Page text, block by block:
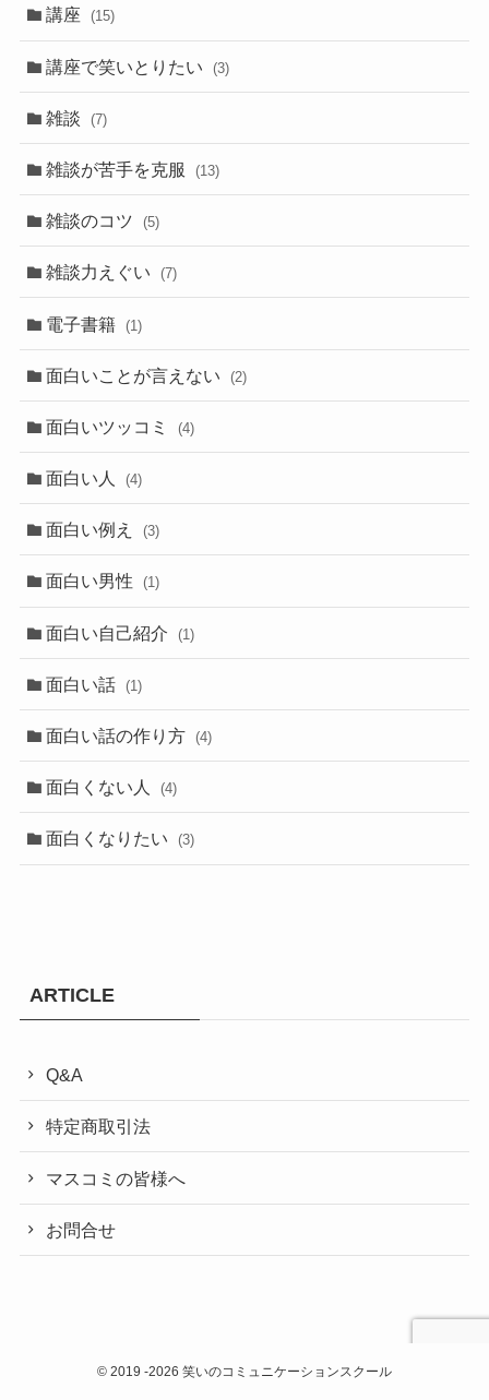
講座 (15)
講座で笑いとりたい (3)
雑談 (7)
雑談が苦手を克服 (13)
雑談のコツ (5)
雑談力えぐい (7)
電子書籍 (1)
面白いことが言えない (2)
面白いツッコミ (4)
面白い人 (4)
面白い例え (3)
面白い男性 (1)
面白い自己紹介 (1)
面白い話 (1)
面白い話の作り方 (4)
面白くない人 (4)
面白くなりたい (3)
ARTICLE
Q&A
特定商取引法
マスコミの皆様へ
お問合せ
© 2019 -2026 笑いのコミュニケーションスクール